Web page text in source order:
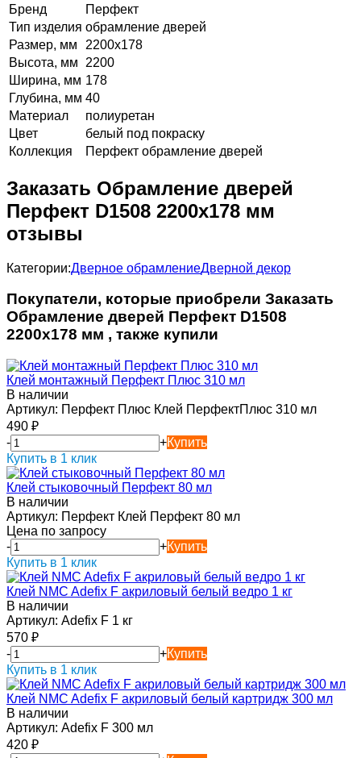
Бренд
Перфект
Тип изделия обрамление дверей
Размер, мм
2200х178
Высота, мм
2200
Ширина, мм 178
Глубина, мм 40
Материал
полиуретан
Цвет
белый под покраску
Коллекция
Перфект обрамление дверей
Заказать Обрамление дверей
Перфект D1508 2200х178 мм
отзывы
Категории:Дверное обрамлениеДверной декор
Покупатели, которые приобрели Заказать
Обрамление дверей Перфект D1508
2200х178 мм , также купили
Клей монтажный Перфект Плюс 310 мл
В наличии
Артикул: Перфект Плюс Клей ПерфектПлюс 310 мл
490 ₽
-
+Купить
Купить в 1 клик
Клей стыковочный Перфект 80 мл
В наличии
Артикул: Перфект Клей Перфект 80 мл
Цена по запросу
-
+Купить
Купить в 1 клик
Клей NMC Adefix F акриловый белый ведро 1 кг
В наличии
Артикул: Adefix F 1 кг
570 ₽
-
+Купить
Купить в 1 клик
Клей NMC Adefix F акриловый белый картридж 300 мл
В наличии
Артикул: Adefix F 300 мл
420 ₽